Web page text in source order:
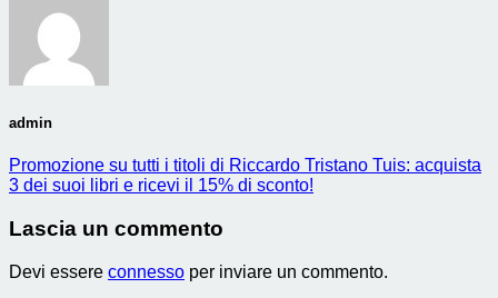
admin
Promozione su tutti i titoli di Riccardo Tristano Tuis: acquista
3 dei suoi libri e ricevi il 15% di sconto!
Lascia un commento
Devi essere connesso per inviare un commento.